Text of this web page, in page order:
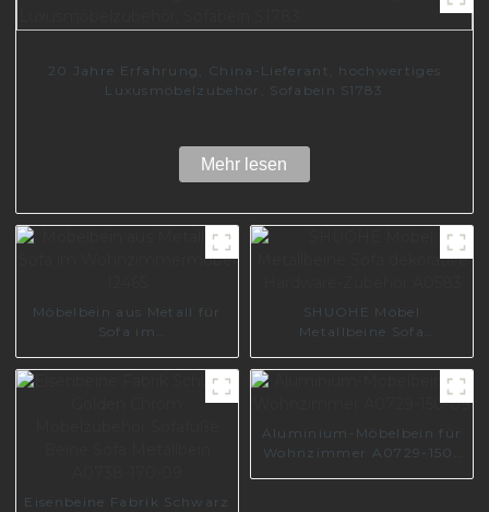
20 Jahre Erfahrung, China-Lieferant, hochwertiges
Luxusmöbelzubehör, Sofabein S1783
Mehr lesen
Möbelbein aus Metall für
Sofa im
SHUOHE Möbel
Metallbeine Sofa
Zubehör A0583
Eisenbeine Fabrik Schwarz
Aluminium-Möbelbein für
Wohnzimmer A0729-150-